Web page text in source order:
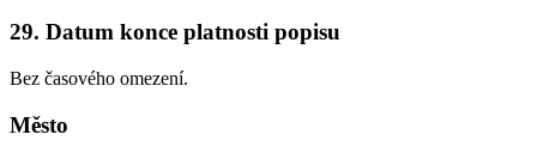
29. Datum konce platnosti popisu
Bez časového omezení.
Město